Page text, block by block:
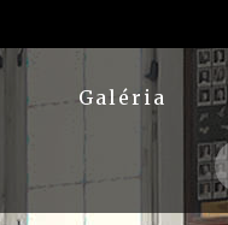
Galéria